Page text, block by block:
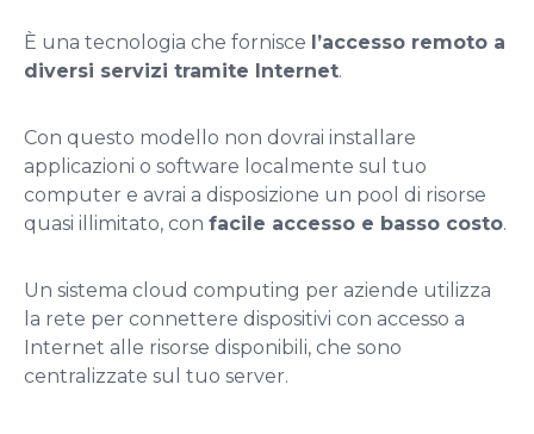
È una tecnologia che fornisce l’accesso remoto a
diversi servizi tramite Internet.
Con questo modello non dovrai installare
applicazioni o software localmente sul tuo
computer e avrai a disposizione un pool di risorse
quasi illimitato, con facile accesso e basso costo.
Un sistema cloud computing per aziende utilizza
la rete per connettere dispositivi con accesso a
Internet alle risorse disponibili, che sono
centralizzate sul tuo server.